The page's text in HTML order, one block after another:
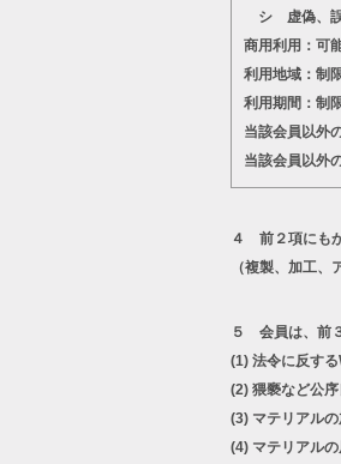
シ 虚偽、誤
商用利用：可能
利用地域：制
利用期間：制
当該会員以外
当該会員以外
４ 前２項にも
（複製、加工、
５ 会員は、前
(1) 法令に反す
(2) 猥褻など公
(3) マテリアル
(4) マテリアル